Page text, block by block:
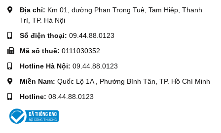
Địa chỉ: Km 01, đường Phan Trọng Tuệ, Tam Hiệp, Thanh
Trì, TP. Hà Nội
Số điện thoại: 09.44.88.0123
Mã số thuế: 0111030352
Hotline Hà Nội: 09.44.88.0123
Miền Nam: Quốc Lộ 1A , Phường Bình Tân, TP. Hồ Chí Minh
Hotline: 08.44.88.0123